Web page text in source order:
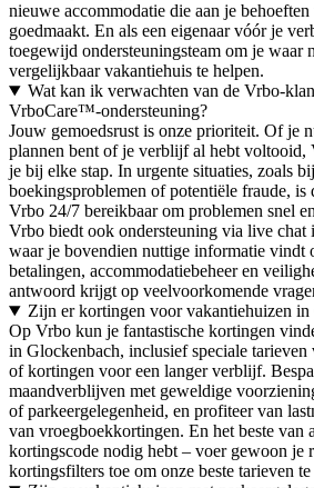
nieuwe accommodatie die aan je
goedmaakt. En als een eigenaar vóór je
toegewijd ondersteuningsteam om je waar
vergelijkbaar vakantiehuis te helpen.
Wat kan ik verwachten van de Vrbo-
VrboCare™-ondersteuning?
Jouw gemoedsrust is onze prioriteit. Of je
plannen bent of je verblijf al hebt
je bij elke stap. In urgente situaties, zoals
boekingsproblemen of potentiële fraude, is
Vrbo 24/7 bereikbaar om problemen snel
Vrbo biedt ook ondersteuning via live chat
waar je bovendien nuttige informatie vindt
betalingen, accommodatiebeheer en
antwoord krijgt op veelvoorkomende
Zijn er kortingen voor vakantiehuizen in
Op Vrbo kun je fantastische kortingen
in Glockenbach, inclusief speciale
of kortingen voor een langer verblijf.
maandverblijven met geweldige
of parkeergelegenheid, en profiteer van
van vroegboekkortingen. En het beste van
kortingscode nodig hebt – voer gewoon je
kortingsfilters toe om onze beste tarieven